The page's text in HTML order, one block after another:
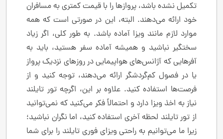
تکمیل نشده باشد، پروازها را با قیمت کمتری به مسافران
خود ارائه می‌دهند. البته، این در صورتی است که همه
موارد لازم مانند ویزا آماده باشد. به طور کلی، اگر زیاد
سختگیر نباشید و همیشه آماده سفر هستید، باید به
آفرهایی که آژانس‌های هواپیمایی در روزهای نزدیک پرواز
یا در فصول کم‌گردشگر ارائه می‌دهند، توجه کنید و از
فرصت‌ها استفاده کنید. علاوه بر این، اگرچه تور تایلند
نیاز به اخذ ویزا دارد و احتمالاً فکر می‌کنید که نمی‌توانید
از تور تایلند لحظه آخری استفاده کنید، اما نگران نباشید؛
زیرا ما می‌توانیم به راحتی ویزای فوری تایلند را برای شما